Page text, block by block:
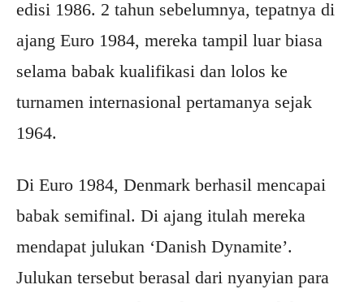
edisi 1986. 2 tahun sebelumnya, tepatnya di
ajang Euro 1984, mereka tampil luar biasa
selama babak kualifikasi dan lolos ke
turnamen internasional pertamanya sejak
1964.
Di Euro 1984, Denmark berhasil mencapai
babak semifinal. Di ajang itulah mereka
mendapat julukan ‘Danish Dynamite’.
Julukan tersebut berasal dari nyanyian para